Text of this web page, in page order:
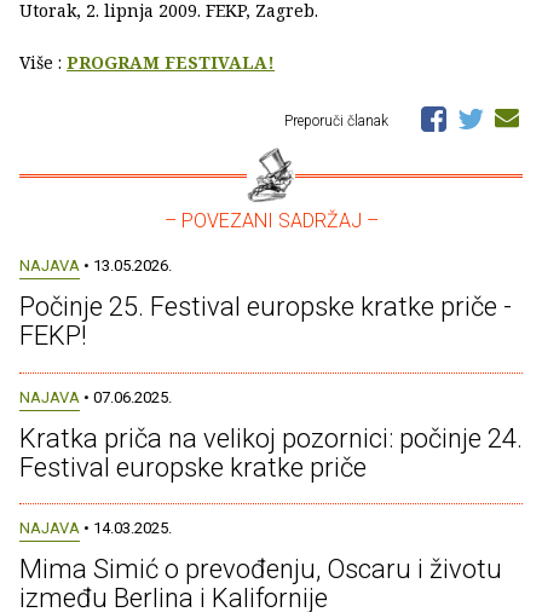
Utorak, 2. lipnja 2009. FEKP, Zagreb.
Više : PROGRAM FESTIVALA!
Preporuči članak
– POVEZANI SADRŽAJ –
NAJAVA • 13.05.2026.
Počinje 25. Festival europske kratke priče -
FEKP!
NAJAVA • 07.06.2025.
Kratka priča na velikoj pozornici: počinje 24.
Festival europske kratke priče
NAJAVA • 14.03.2025.
Mima Simić o prevođenju, Oscaru i životu
između Berlina i Kalifornije